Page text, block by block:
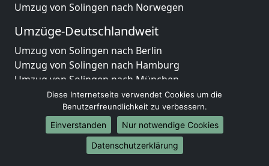
Umzug von Solingen nach Norwegen
Umzüge-Deutschlandweit
Umzug von Solingen nach Berlin
Umzug von Solingen nach Hamburg
Umzug von Solingen nach München
Umzug von Solingen nach Köln
Umzug von Solingen nach Frankfurt am Main
Umzug von Solingen nach Stuttgart
Umzug von Solingen nach Düsseldorf
Umzug von Solingen nach Leipzig
Diese Internetseite verwendet Cookies um die
Benutzerfreundlichkeit zu verbessern.
Einverstanden
Nur notwendige Cookies
Datenschutzerklärung